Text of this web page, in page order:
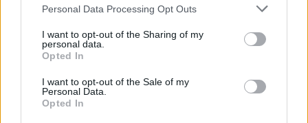
Please note that this website/app uses one or more Google
not limited to your visit or usage behaviour. You may click to
grant or deny consent to Google and its third-party tags to
use your data for below specified purposes in below Google
consent section.
Personal Data Processing Opt Outs
I want to opt-out of the Sharing of my
personal data.
Opted In
I want to opt-out of the Sale of my
Personal Data.
Opted In
engedéllyel léphetnek be az EU-
2022. május 10.